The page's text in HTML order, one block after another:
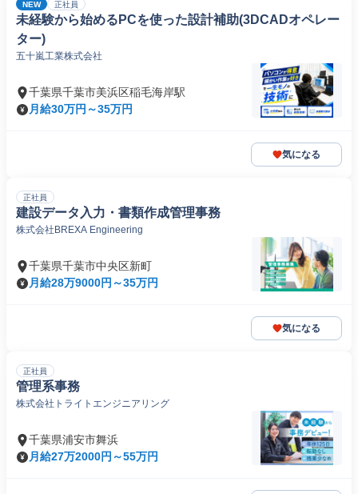
NEW 正社員
未経験から始めるPCを使った設計補助(3DCADオペレー
ター)
五十嵐工業株式会社
千葉県千葉市美浜区稲毛海岸駅
月給30万円～35万円
気になる
正社員
建設データ入力・書類作成管理事務
株式会社BREXA Engineering
千葉県千葉市中央区新町
月給28万9000円～35万円
気になる
正社員
管理系事務
株式会社トライトエンジニアリング
千葉県浦安市舞浜
月給27万2000円～55万円